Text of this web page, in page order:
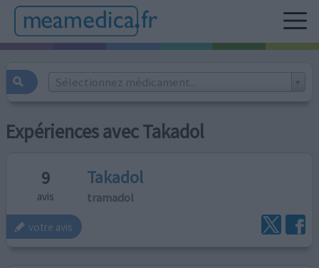
Sélectionnez médicament...
Expériences avec Takadol
9
avis
Takadol
tramadol
votre avis